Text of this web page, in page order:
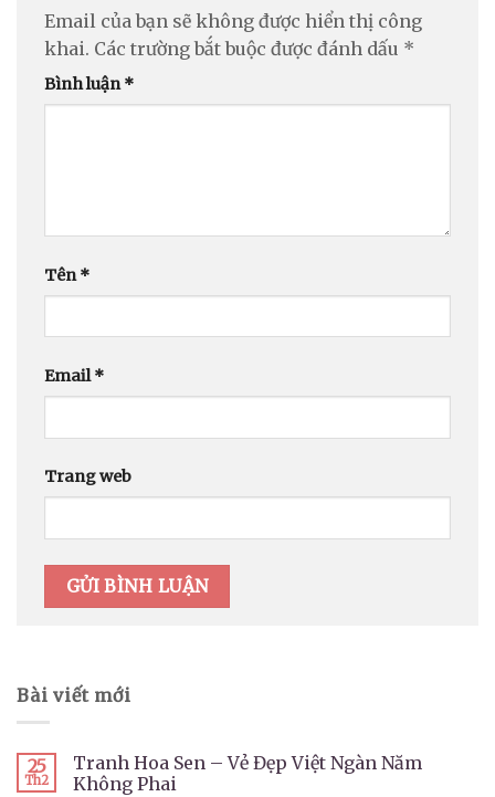
Email của bạn sẽ không được hiển thị công
khai. Các trường bắt buộc được đánh dấu *
Bình luận*
Tên*
Email*
Trang web
Bài viết mới
25
Th2
Tranh Hoa Sen – Vẻ Đẹp Việt Ngàn Năm
Không Phai